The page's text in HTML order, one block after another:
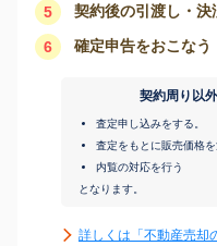
5 契約後の引渡し・決
6 確定申告をおこなう
契約周り以
査定申し込みをする。
査定をもとに販売価格
内覧の対応を行う
となります。
詳しくは「不動産売却